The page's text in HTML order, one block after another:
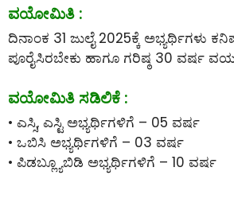
ವಯೋಮಿತಿ :
ದಿನಾಂಕ 31 ಜುಲೈ 2025ಕ್ಕೆ ಅಭ್ಯರ್ಥಿಗಳು
ಪೂರೈಸಿರಬೇಕು ಹಾಗೂ ಗರಿಷ್ಠ 30 ವರ್ಷ
ವಯೋಮಿತಿ ಸಡಿಲಿಕೆ :
• ಎಸ್ಸಿ, ಎಸ್ಟಿ ಅಭ್ಯರ್ಥಿಗಳಿಗೆ – 05 ವರ್ಷ
• ಒಬಿಸಿ ಅಭ್ಯರ್ಥಿಗಳಿಗೆ – 03 ವರ್ಷ
• ಪಿಡಬ್ಲ್ಯೂಬಿಡಿ ಅಭ್ಯರ್ಥಿಗಳಿಗೆ – 10 ವರ್ಷ